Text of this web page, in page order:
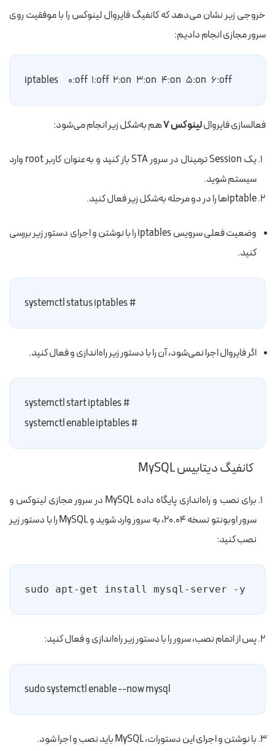
خروجی زیر نشان می‌دهد که کانفیگ فایروال لینوکس را با موفقیت روی
سرور مجازی انجام دادیم:
iptables        ۰:off   ۱:off   ۲:on    ۳:on    ۴:on    ۵:on    ۶:off
فعالسازی فایرواللینوکس ۷ هم به‌شکل زیر انجام می‌شود:
یک Session ترمینال در سرور STA باز کنید و به‌عنوان کاربر root وارد
سیستم شوید.
iptableها را در دو مرحله به‌شکل زیر فعال کنید.
وضعیت فعلی سرویس iptables را با نوشتن و اجرای دستور زیر بررسی
کنید.
# systemctl status iptables
اگر فایروال اجرا نمی‌شود، آن را با دستور زیر راه‌اندازی و فعال کنید.
# systemctl start iptables
# systemctl enable iptables
کانفیگ دیتابیس MySQL
برای نصب و راه‌اندازی پایگاه داده MySQL در سرور مجازی لینوکس و
سرور اوبونتو نسخه ۲۰.۰۴، به سرور وارد شوید و MySQL را با دستور زیر
نصب کنید:
sudo apt-get install mysql-server -y
پس از اتمام نصب، سرور را با دستور زیر راه‌اندازی و فعال کنید:
sudo systemctl enable --now mysql
با نوشتن و اجرای این دستورات، MySQL باید نصب و اجرا شود.